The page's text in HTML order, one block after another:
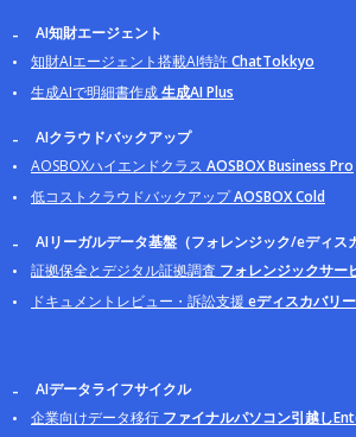
AI知財エージェント
知財AIエージェント搭載AI特許ChatTokkyo
生成AIで明細書作成生成AI Plus
AIクラウドバックアップ
AOSBOXハイエンドクラス AOSBOX Business Pro
低コストクラウドバックアップAOSBOX Cold
AIリーガルデータ基盤（フォレンジック/eディス
証拠保全とデジタル証拠調査 フォレンジックサー
ドキュメントレビュー・訴訟支援eディスカバリ
AIデータライフサイクル
企業向けデータ移行 ファイナルパソコン引越し